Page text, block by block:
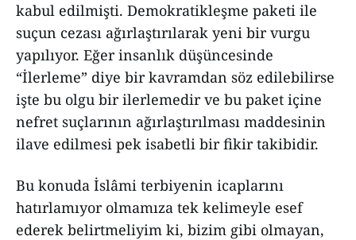
kabul edilmişti. Demokratikleşme paketi ile
suçun cezası ağırlaştırılarak yeni bir vurgu
yapılıyor. Eğer insanlık düşüncesinde
“İlerleme” diye bir kavramdan söz edilebilirse
işte bu olgu bir ilerlemedir ve bu paket içine
nefret suçlarının ağırlaştırılması maddesinin
ilave edilmesi pek isabetli bir fikir takibidir.
Bu konuda İslâmi terbiyenin icaplarını
hatırlamıyor olmamıza tek kelimeyle esef
ederek belirtmeliyim ki, bizim gibi olmayan,